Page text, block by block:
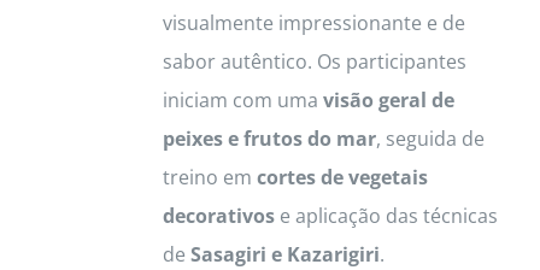
visualmente impressionante e de
sabor autêntico. Os participantes
iniciam com uma visão geral de
peixes e frutos do mar, seguida de
treino em cortes de vegetais
decorativose aplicação das técnicas
de Sasagiri e Kazarigiri.